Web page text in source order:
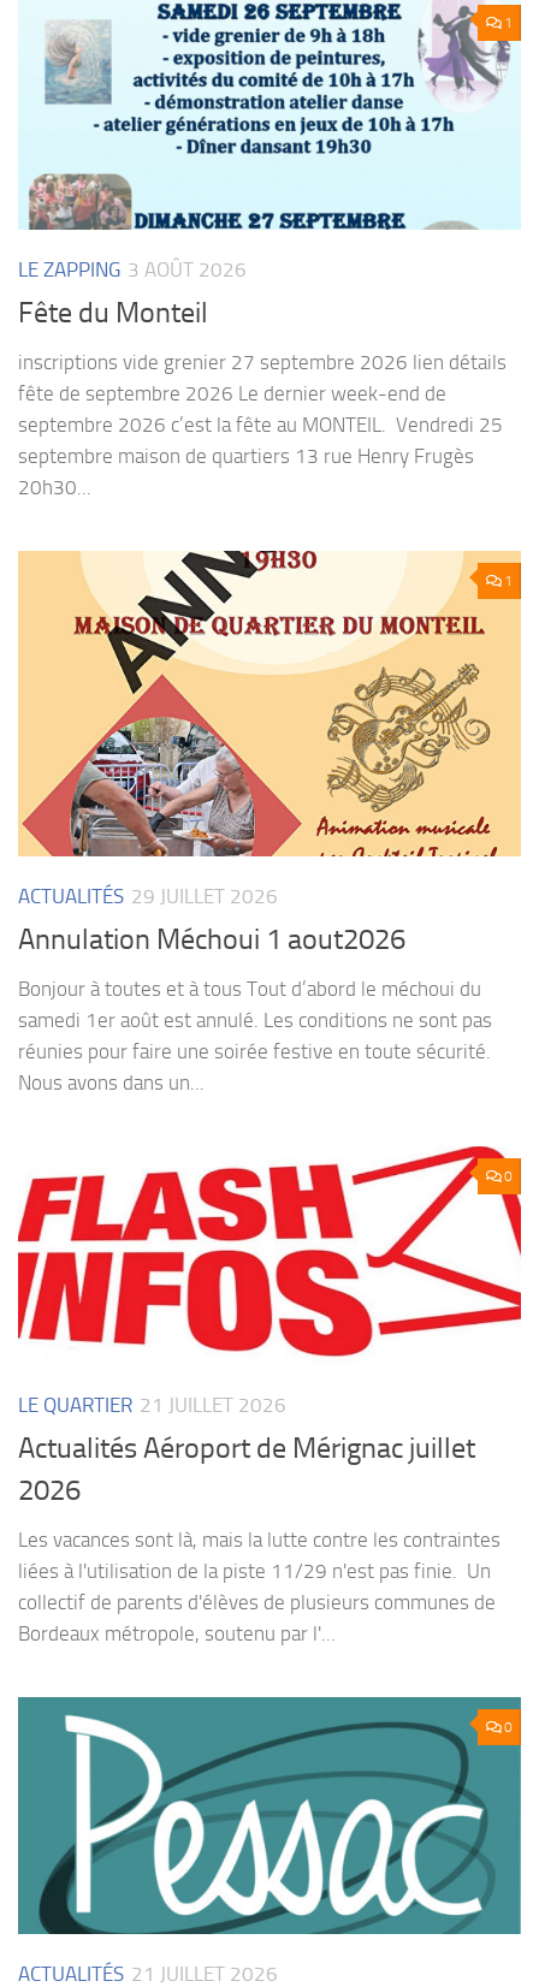
1
LE ZAPPING 3 AOÛT 2026
Fête du Monteil
inscriptions vide grenier 27 septembre 2026 lien détails
fête de septembre 2026 Le dernier week-end de
septembre 2026 c’est la fête au MONTEIL. Vendredi 25
septembre maison de quartiers 13 rue Henry Frugès
20h30...
1
ACTUALITÉS 29 JUILLET 2026
Annulation Méchoui 1 aout2026
Bonjour à toutes et à tous Tout d’abord le méchoui du
samedi 1er août est annulé. Les conditions ne sont pas
réunies pour faire une soirée festive en toute sécurité.
Nous avons dans un...
0
LE QUARTIER 21 JUILLET 2026
Actualités Aéroport de Mérignac juillet
2026
Les vacances sont là, mais la lutte contre les contraintes
liées à l'utilisation de la piste 11/29 n'est pas finie. Un
collectif de parents d'élèves de plusieurs communes de
Bordeaux métropole, soutenu par l'...
0
ACTUALITÉS 21 JUILLET 2026